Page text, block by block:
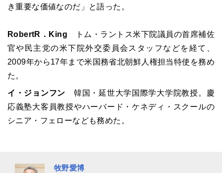
き重要な価値なのだ」と語った。
RobertR．King
トム・ラントス米下院議員の首席補佐
官や民主党の米下院外交委員会スタッフなどを経て、
2009年から17年まで米国務省北朝鮮人権担当特使を務め
た。
イ・ジョンフン 韓国・延世大学国際学大学院教授。慶
応義塾大客員教授やハーバード・ケネディ・スクールの
シニア・フェローなども務めた。
牧野愛博